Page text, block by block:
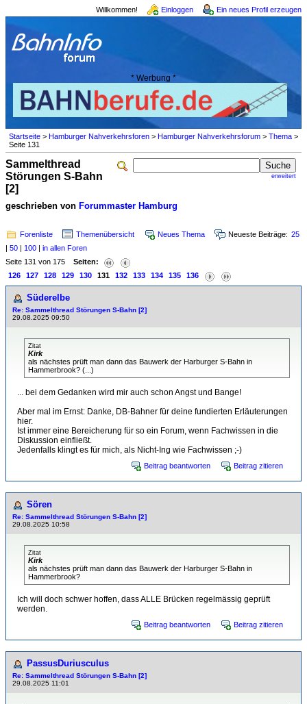
Willkommen! Einloggen Ein neues Profil erzeugen
* Werbung *
Startseite > Hamburger Nahverkehrsforen > Hamburger Nahverkehrsforum > Thema >
Seite 131
erweitert
Sammelthread
Störungen S-Bahn
[2]
geschrieben von Forummaster Hamburg
Forenliste Themenübersicht Neues Thema Neueste Beiträge: 25
| 50 | 100 | in allen Foren
Seite 131 von 175 Seiten:
126
127 128 129 130 131 132 133 134 135 136
Süderelbe
Re: Sammelthread Störungen S-Bahn [2]
29.08.2025 09:50
Zitat
Kirk
als nächstes prüft man dann das Bauwerk der Harburger S-Bahn in
Hammerbrook? (...)
... bei dem Gedanken wird mir auch schon Angst und Bange!
Aber mal im Ernst: Danke, DB-Bahner für deine fundierten Erläuterungen
hier.
Ist immer eine Bereicherung für so ein Forum, wenn Fachwissen in die
Diskussion einfließt.
Jedenfalls klingt es für mich, als Nicht-Ing wie Fachwissen ;-)
Beitrag beantworten Beitrag zitieren
Sören
Re: Sammelthread Störungen S-Bahn [2]
29.08.2025 10:58
Zitat
Kirk
als nächstes prüft man dann das Bauwerk der Harburger S-Bahn in
Hammerbrook?
Ich will doch schwer hoffen, dass ALLE Brücken regelmässig geprüft
werden.
Beitrag beantworten Beitrag zitieren
PassusDuriusculus
Re: Sammelthread Störungen S-Bahn [2]
29.08.2025 11:01